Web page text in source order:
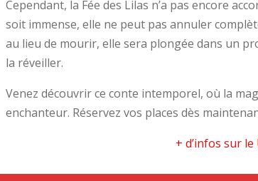
Cependant, la Fée des Lilas n’a pas encore
soit immense, elle ne peut pas annuler
au lieu de mourir, elle sera plongée dans un
la réveiller.
Venez découvrir ce conte intemporel, où la
enchanteur. Réservez vos places dès
+ d’infos sur